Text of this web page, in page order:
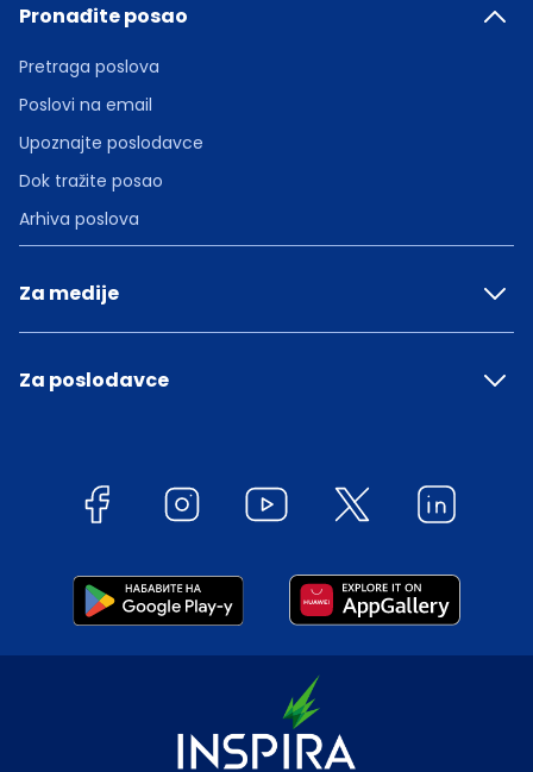
Pronađite posao
Pretraga poslova
Poslovi na email
Upoznajte poslodavce
Dok tražite posao
Arhiva poslova
Za medije
Za poslodavce